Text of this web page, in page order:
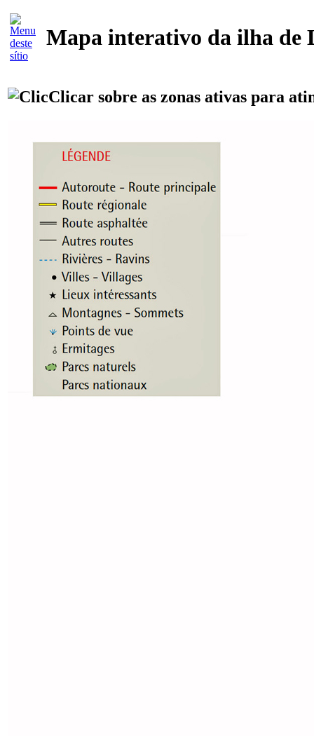
Mapa interativo da ilha de
Clicar sobre as zonas ativas para